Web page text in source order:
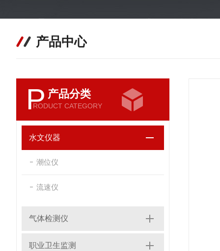
产品中心
P 产品分类
RODUCT CATEGORY
水文仪器
潮位仪
流速仪
气体检测仪
职业卫生监测